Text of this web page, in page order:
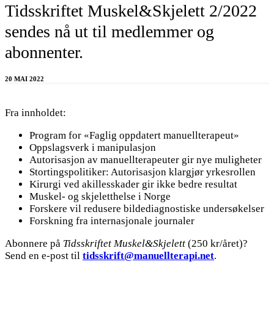
Tidsskriftet Muskel&Skjelett 2/2022
sendes nå ut til medlemmer og
abonnenter.
20 MAI 2022
Fra innholdet:
Program for «Faglig oppdatert manuellterapeut»
Oppslagsverk i manipulasjon
Autorisasjon av manuellterapeuter gir nye muligheter
Stortingspolitiker: Autorisasjon klargjør yrkesrollen
Kirurgi ved akillesskader gir ikke bedre resultat
Muskel- og skjeletthelse i Norge
Forskere vil redusere bildediagnostiske undersøkelser
Forskning fra internasjonale journaler
Abonnere på Tidsskriftet Muskel&Skjelett (250 kr/året)?
Send en e-post tiltidsskrift@manuellterapi.net.